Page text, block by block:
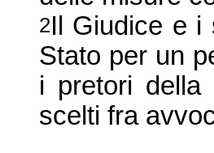
2Il Giudice e i
Stato per un
i pretori della
scelti fra